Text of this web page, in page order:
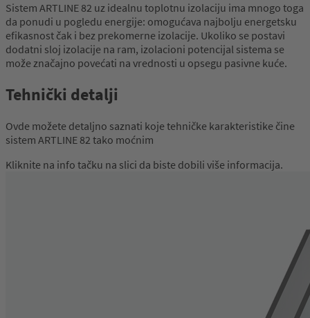
Sistem ARTLINE 82 uz idealnu toplotnu izolaciju ima mnogo toga
da ponudi u pogledu energije: omogućava najbolju energetsku
efikasnost čak i bez prekomerne izolacije. Ukoliko se postavi
dodatni sloj izolacije na ram, izolacioni potencijal sistema se
može značajno povećati na vrednosti u opsegu pasivne kuće.
Tehnički detalji
Ovde možete detaljno saznati koje tehničke karakteristike čine
sistem ARTLINE 82 tako moćnim
Kliknite na info tačku na slici da biste dobili više informacija.